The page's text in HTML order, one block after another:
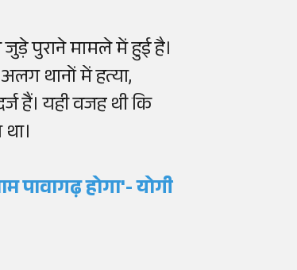
पुराने मामले में हुई है।
थानों में हत्या,
हैं। यही वजह थी कि
पावागढ़ होगा'- योगी